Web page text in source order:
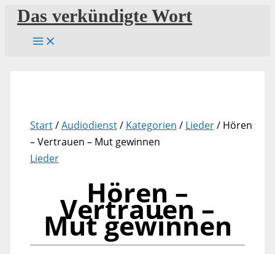
Zum
Inhalt
springen
Das verkündigte Wort
Start/Audiodienst/ Kategorien / Lieder/ Hören
– Vertrauen – Mut gewinnen
Lieder
Hören –
Vertrauen –
Mut gewinnen